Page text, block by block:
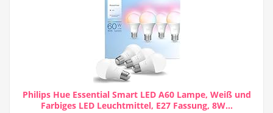
Philips Hue Essential Smart LED A60 Lampe, Weiß und
Farbiges LED Leuchtmittel, E27 Fassung, 8W...